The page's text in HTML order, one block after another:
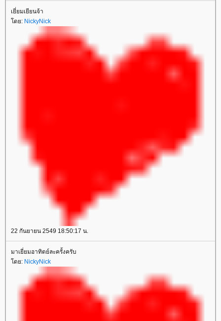
เยี่ยมเยียนจ้า
โดย: NickyNick
22 กันยายน 2549 18:50:17 น.
มาเยี่ยมอาทิตย์ละครั้งครับ
โดย: NickyNick